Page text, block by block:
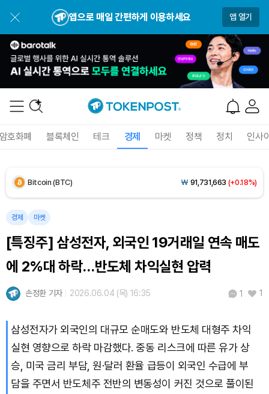
앱으로 매일 간편하게 이용하세요 앱 열기
호화폐 블록체인 테크 경제 마켓 정책 정치 인사
XRP (XRP) ₩1,491(-2.31%)
Solana (SOL) ₩ 104,543(-0.85%)
Bitcoin (BTC) ₩ 91,731,663 (+0.18%)
경제 마켓
[특징주] 삼성전자, 외국인 19거래일 연속 매도
에 2%대 하락…반도체 차익실현 압력
손정환 기자 2026.06.04 (목) 16:35 1 1
삼성전자가 외국인의 대규모 순매도와 반도체 대형주 차익
실현 영향으로 하락 마감했다. 중동 리스크에 따른 유가 상
승, 미국 금리 부담, 원·달러 환율 급등이 외국인 수급에 부
담을 주면서 반도체주 전반의 변동성이 커진 것으로 풀이된